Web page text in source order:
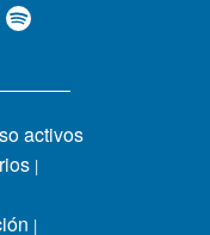
activos
|
|